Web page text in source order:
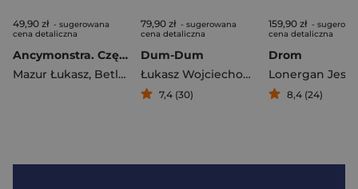
49,90 zł - sugerowana
cena detaliczna
Ancymonstra. Część 1. Co z tą mumią?
Mazur Łukasz, Betlewska Ewa
79,90 zł - sugerowana
cena detaliczna
Dum-Dum
Łukasz Wojciechowski
7,4 (30)
159,90 zł -
cena detaliczna
Drom
Lonergan Jesse
8,4 (24)